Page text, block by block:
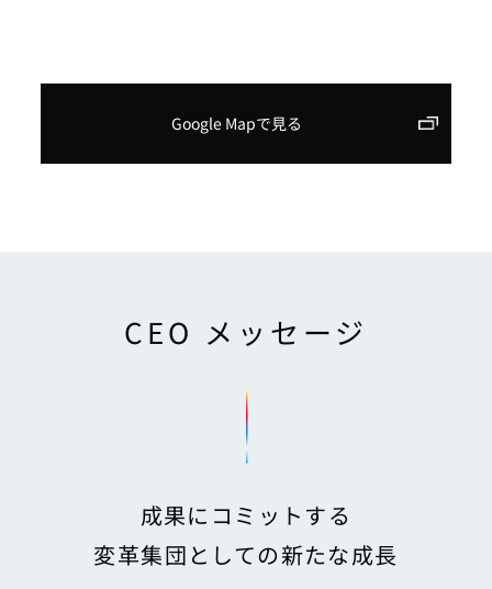
Google Mapで見る
CEO メッセージ
成果にコミットする
変革集団としての新たな成長